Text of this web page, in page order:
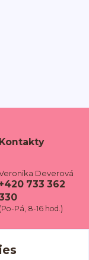
Kontakty
Deverová
733 362
(Po-Pá, 8-16 hod.)